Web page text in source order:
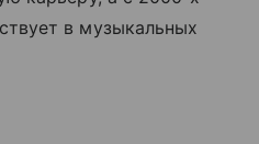
в музыкальных